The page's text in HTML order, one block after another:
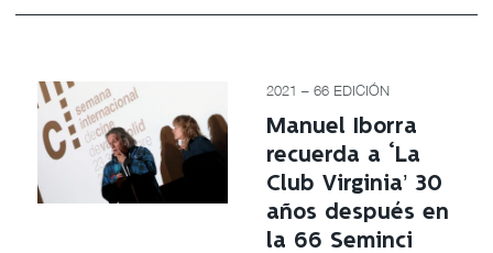
2021 – 66 EDICIÓN
Manuel Iborra
recuerda a ‘La
Club Virginia’ 30
años después en
la 66 Seminci